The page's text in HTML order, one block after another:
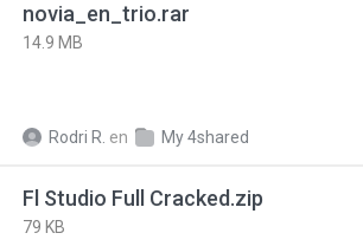
novia_en_trio.rar
14.9 MB
Rodri R. en My 4shared
Fl Studio Full Cracked.zip
79 KB